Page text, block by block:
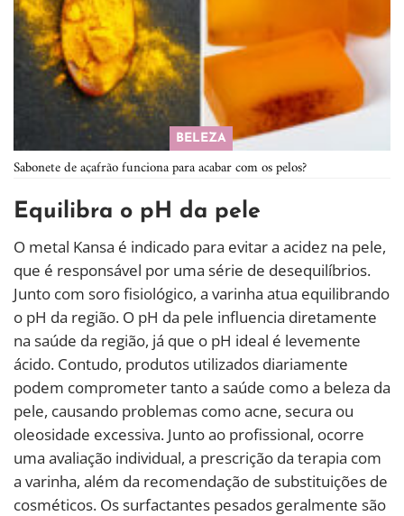
BELEZA
Sabonete de açafrão funciona para acabar com os pelos?
Equilibra o pH da pele
O metal Kansa é indicado para evitar a acidez na pele,
que é responsável por uma série de desequilíbrios.
Junto com soro fisiológico, a varinha atua equilibrando
o pH da região. O pH da pele influencia diretamente
na saúde da região, já que o pH ideal é levemente
ácido. Contudo, produtos utilizados diariamente
podem comprometer tanto a saúde como a beleza da
pele, causando problemas como acne, secura ou
oleosidade excessiva. Junto ao profissional, ocorre
uma avaliação individual, a prescrição da terapia com
a varinha, além da recomendação de substituições de
cosméticos. Os surfactantes pesados geralmente são